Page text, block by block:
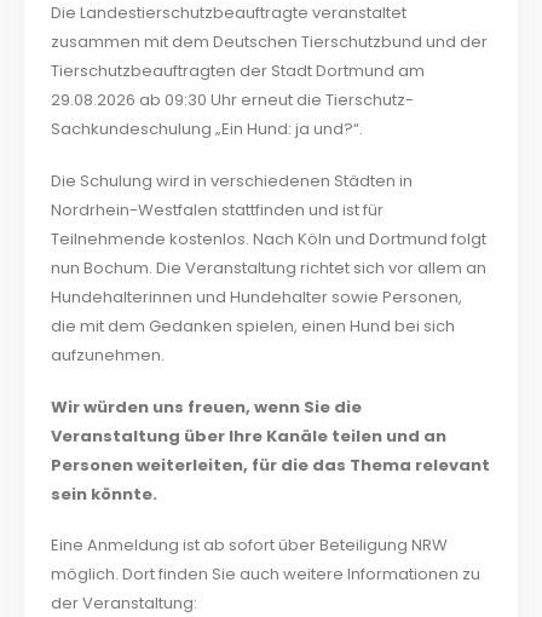
Die Landestierschutzbeauftragte veranstaltet
zusammen mit dem Deutschen Tierschutzbund und der
Tierschutzbeauftragten der Stadt Dortmund am
29.08.2026 ab 09:30 Uhr erneut die Tierschutz-
Sachkundeschulung „Ein Hund: ja und?“.
Die Schulung wird in verschiedenen Städten in
Nordrhein-Westfalen stattfinden und ist für
Teilnehmende kostenlos. Nach Köln und Dortmund folgt
nun Bochum. Die Veranstaltung richtet sich vor allem an
Hundehalterinnen und Hundehalter sowie Personen,
die mit dem Gedanken spielen, einen Hund bei sich
aufzunehmen.
Wir würden uns freuen, wenn Sie die
Veranstaltung über Ihre Kanäle teilen und an
Personen weiterleiten, für die das Thema relevant
sein könnte.
Eine Anmeldung ist ab sofort über Beteiligung NRW
möglich. Dort finden Sie auch weitere Informationen zu
der Veranstaltung: